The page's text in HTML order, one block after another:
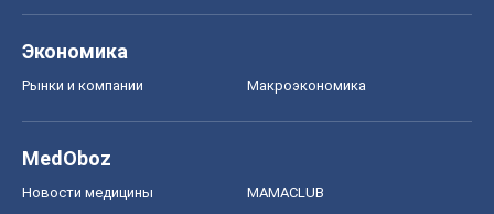
Экономика
Рынки и компании Mакроэкономика
MedOboz
Новости медицины MAMACLUB